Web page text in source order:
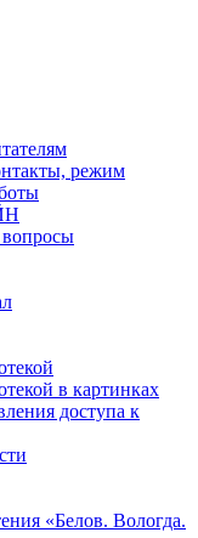
режим
вопросы
в картинках
доступа к
«Белов. Вологда.